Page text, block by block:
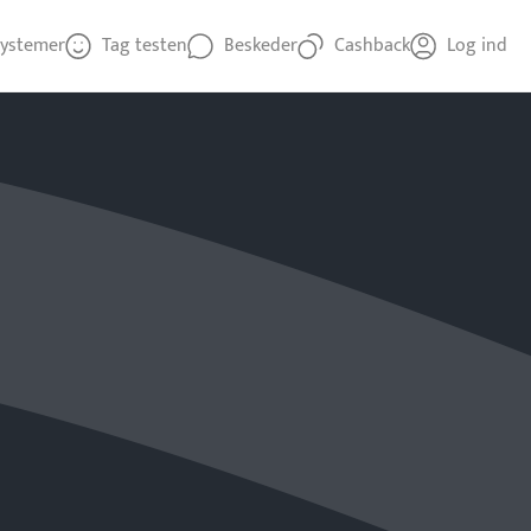
Tag testen Beskeder Cashback Log ind